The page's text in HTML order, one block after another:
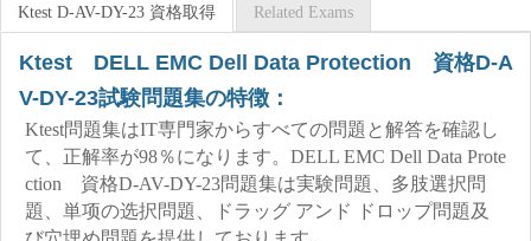
Ktest D-AV-DY-23 資格取得 Related Exams
Ktest DELL EMC Dell Data Protection 資格D-A
V-DY-23試験問題集の特徴：
Ktest問題集はIT専門家からすべての問題と解答を確認し
て、正解率が98％になります。DELL EMC Dell Data Prote
ction 資格D-AV-DY-23問題集は実験問題、多肢選択問
題、単项の选択問題、ドラッグ アンド ドロップ問題及